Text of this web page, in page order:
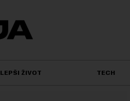
LEPŠI ŽIVOT TECH